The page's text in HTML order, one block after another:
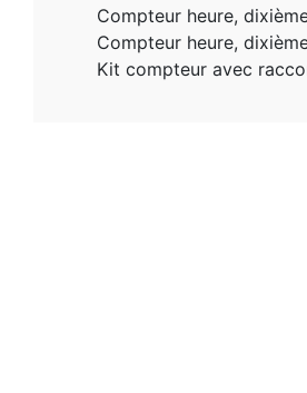
Compteur heure,
Compteur heure,
Kit compteur avec